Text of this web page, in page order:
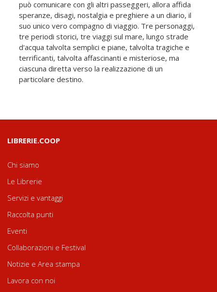
può comunicare con gli altri passeggeri, allora affida
speranze, disagi, nostalgia e preghiere a un diario, il
suo unico vero compagno di viaggio. Tre personaggi,
tre periodi storici, tre viaggi sul mare, lungo strade
d'acqua talvolta semplici e piane, talvolta tragiche e
terrificanti, talvolta affascinanti e misteriose, ma
ciascuna diretta verso la realizzazione di un
particolare destino.
LIBRERIE.COOP
Chi siamo
Le Librerie
Servizi e vantaggi
Raccolta punti
Eventi
Collaborazioni e Festival
Notizie e Area stampa
Lavora con noi